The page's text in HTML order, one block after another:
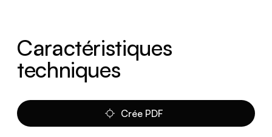
Caractéristiques
techniques
Crée PDF